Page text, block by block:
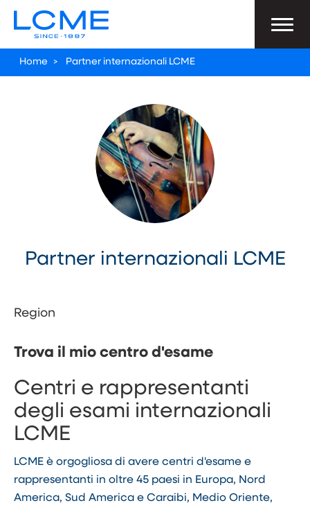
Home > Partner internazionali LCME
Partner internazionali LCME
Region
Trova il mio centro d'esame
Centri e rappresentanti
degli esami internazionali
LCME
LCME è orgogliosa di avere centri d'esame e
rappresentanti in oltre 45 paesi in Europa, Nord
America, Sud America e Caraibi, Medio Oriente,